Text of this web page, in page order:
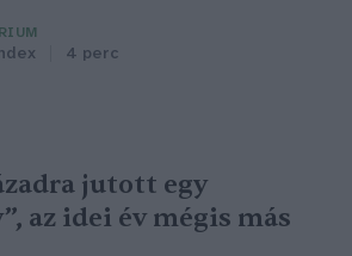
4 perc
jutott egy
az idei év mégis más